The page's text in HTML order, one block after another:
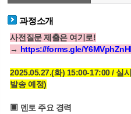
과정소개
사전질문 제출은 여기로!
→ https://forms.gle/
2025.05.27.(화) 15:00-17:00 / 실
발송 예정)
▣ 멘토 주요 경력